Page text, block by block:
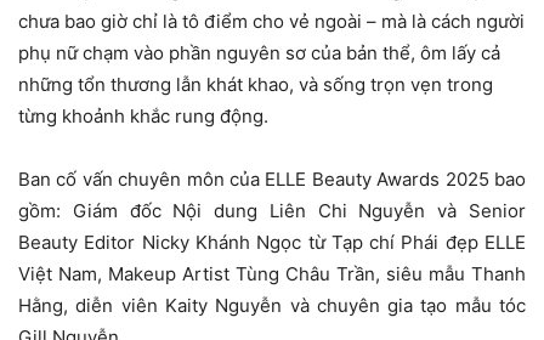
chưa bao giờ chỉ là tô điểm cho vẻ ngoài – mà là cách người
phụ nữ chạm vào phần nguyên sơ của bản thể, ôm lấy cả
những tổn thương lẫn khát khao, và sống trọn vẹn trong
từng khoảnh khắc rung động.
Ban cố vấn chuyên môn của ELLE Beauty Awards 2025 bao
gồm: Giám đốc Nội dung Liên Chi Nguyễn và Senior
Beauty Editor Nicky Khánh Ngọc từ Tạp chí Phái đẹp ELLE
Việt Nam, Makeup Artist Tùng Châu Trần, siêu mẫu Thanh
Hằng, diễn viên Kaity Nguyễn và chuyên gia tạo mẫu tóc